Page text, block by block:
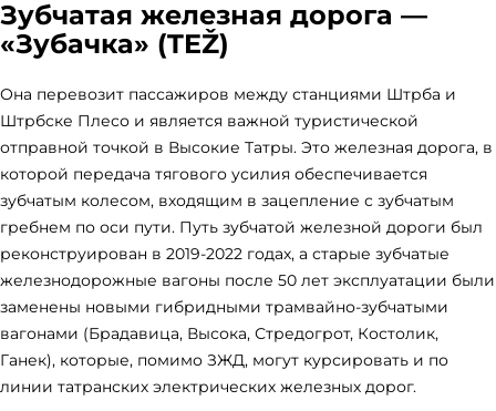
Зубчатая железная дорога —
«Зубачка» (TEŽ)
Она перевозит пассажиров между станциями Штрба и
Штрбске Плесо и является важной туристической
отправной точкой в Высокие Татры. Это железная дорога, в
которой передача тягового усилия обеспечивается
зубчатым колесом, входящим в зацепление с зубчатым
гребнем по оси пути. Путь зубчатой железной дороги был
реконструирован в 2019-2022 годах, а старые зубчатые
железнодорожные вагоны после 50 лет эксплуатации были
заменены новыми гибридными трамвайно-зубчатыми
вагонами (Брадавица, Высока, Стредогрот, Костолик,
Ганек), которые, помимо ЗЖД, могут курсировать и по
линии татранских электрических железных дорог.